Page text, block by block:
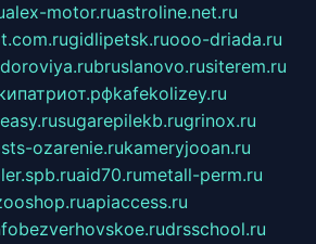
alex-motor.ruastroline.net.ru
gidlipetsk.ruooo-driada.ru
bruslanovo.rusiterem.ru
kafekolizey.ru
sugarepilekb.rugrinox.ru
ozarenie.rukameryjooan.ru
aid70.rumetall-perm.ru
apiaccess.ru
bezverhovskoe.rudrsschool.ru